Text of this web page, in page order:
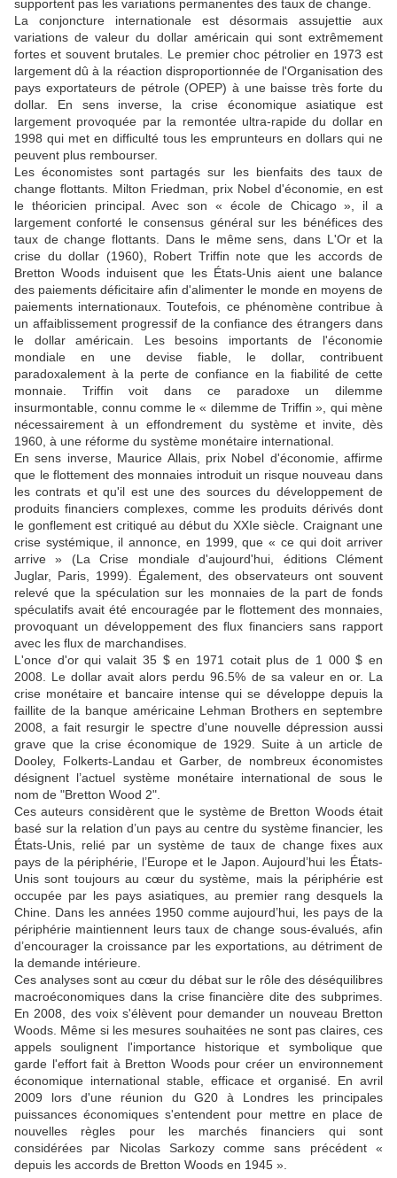
supportent pas les variations permanentes des taux de change.
La conjoncture internationale est désormais assujettie aux
variations de valeur du dollar américain qui sont extrêmement
fortes et souvent brutales. Le premier choc pétrolier en 1973 est
largement dû à la réaction disproportionnée de l'Organisation des
pays exportateurs de pétrole (OPEP) à une baisse très forte du
dollar. En sens inverse, la crise économique asiatique est
largement provoquée par la remontée ultra-rapide du dollar en
1998 qui met en difficulté tous les emprunteurs en dollars qui ne
peuvent plus rembourser.
Les économistes sont partagés sur les bienfaits des taux de
change flottants. Milton Friedman, prix Nobel d'économie, en est
le théoricien principal. Avec son « école de Chicago », il a
largement conforté le consensus général sur les bénéfices des
taux de change flottants. Dans le même sens, dans L'Or et la
crise du dollar (1960), Robert Triffin note que les accords de
Bretton Woods induisent que les États-Unis aient une balance
des paiements déficitaire afin d'alimenter le monde en moyens de
paiements internationaux. Toutefois, ce phénomène contribue à
un affaiblissement progressif de la confiance des étrangers dans
le dollar américain. Les besoins importants de l'économie
mondiale en une devise fiable, le dollar, contribuent
paradoxalement à la perte de confiance en la fiabilité de cette
monnaie. Triffin voit dans ce paradoxe un dilemme
insurmontable, connu comme le « dilemme de Triffin », qui mène
nécessairement à un effondrement du système et invite, dès
1960, à une réforme du système monétaire international.
En sens inverse, Maurice Allais, prix Nobel d'économie, affirme
que le flottement des monnaies introduit un risque nouveau dans
les contrats et qu'il est une des sources du développement de
produits financiers complexes, comme les produits dérivés dont
le gonflement est critiqué au début du XXIe siècle. Craignant une
crise systémique, il annonce, en 1999, que « ce qui doit arriver
arrive » (La Crise mondiale d'aujourd'hui, éditions Clément
Juglar, Paris, 1999). Également, des observateurs ont souvent
relevé que la spéculation sur les monnaies de la part de fonds
spéculatifs avait été encouragée par le flottement des monnaies,
provoquant un développement des flux financiers sans rapport
avec les flux de marchandises.
L'once d'or qui valait 35 $ en 1971 cotait plus de 1 000 $ en
2008. Le dollar avait alors perdu 96.5% de sa valeur en or. La
crise monétaire et bancaire intense qui se développe depuis la
faillite de la banque américaine Lehman Brothers en septembre
2008, a fait resurgir le spectre d'une nouvelle dépression aussi
grave que la crise économique de 1929. Suite à un article de
Dooley, Folkerts-Landau et Garber, de nombreux économistes
désignent l’actuel système monétaire international de sous le
nom de "Bretton Wood 2".
Ces auteurs considèrent que le système de Bretton Woods était
basé sur la relation d’un pays au centre du système financier, les
États-Unis, relié par un système de taux de change fixes aux
pays de la périphérie, l’Europe et le Japon. Aujourd’hui les États-
Unis sont toujours au cœur du système, mais la périphérie est
occupée par les pays asiatiques, au premier rang desquels la
Chine. Dans les années 1950 comme aujourd’hui, les pays de la
périphérie maintiennent leurs taux de change sous-évalués, afin
d’encourager la croissance par les exportations, au détriment de
la demande intérieure.
Ces analyses sont au cœur du débat sur le rôle des déséquilibres
macroéconomiques dans la crise financière dite des subprimes.
En 2008, des voix s'élèvent pour demander un nouveau Bretton
Woods. Même si les mesures souhaitées ne sont pas claires, ces
appels soulignent l'importance historique et symbolique que
garde l'effort fait à Bretton Woods pour créer un environnement
économique international stable, efficace et organisé. En avril
2009 lors d'une réunion du G20 à Londres les principales
puissances économiques s'entendent pour mettre en place de
nouvelles règles pour les marchés financiers qui sont
considérées par Nicolas Sarkozy comme sans précédent «
depuis les accords de Bretton Woods en 1945 ».